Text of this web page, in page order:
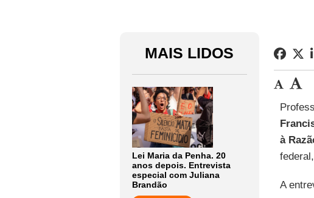
MAIS LIDOS
Lei Maria da Penha. 20
anos depois. Entrevista
especial com Juliana
Brandão
à
A